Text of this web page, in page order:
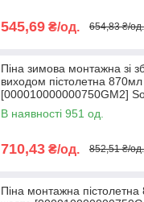
545,69 ₴/од. 654,83 ₴/од.
Піна зимова монтажна зі
виходом пістолетна 870мл
[000010000000750GM2]
Soudal
В наявності 951 од.
710,43 ₴/од. 852,51 ₴/од.
Піна монтажна пістолетна